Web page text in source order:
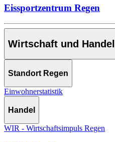
Eissportzentrum Regen
Wirtschaft und Handel
Standort Regen
Einwohnerstatistik
Handel
WIR - Wirtschaftsimpuls Regen